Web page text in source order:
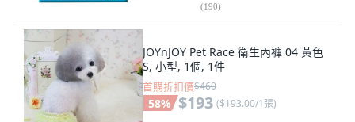
(190)
JOYnJOY Pet Race 衛生內褲 04 黃色
S, 小型, 1個, 1件
首購折扣價$460
58% $193 ($193.00/1張)